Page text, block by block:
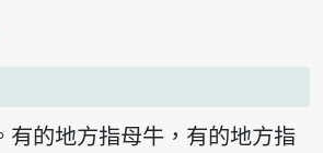
有的地方指母牛，有的地方指